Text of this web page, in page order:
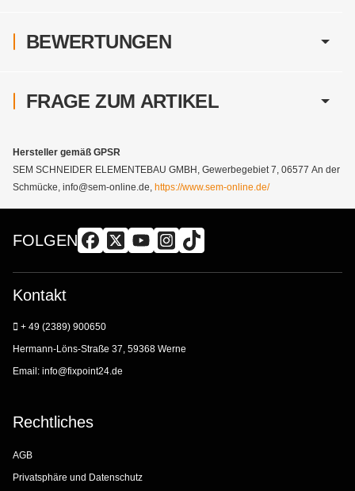
BEWERTUNGEN
FRAGE ZUM ARTIKEL
Hersteller gemäß GPSR
SEM SCHNEIDER ELEMENTEBAU GMBH, Gewerbegebiet 7, 06577 An der
Schmücke, info@sem-online.de, https://www.sem-online.de/
FOLGEN
Kontakt
+ 49 (2389) 900650
Hermann-Löns-Straße 37, 59368 Werne
Email: info@fixpoint24.de
Rechtliches
AGB
Privatsphäre und Datenschutz